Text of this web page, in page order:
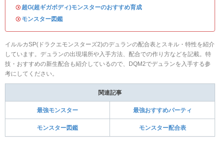
・超G(超ギガボディ)モンスターのおすすめ育成
・ モンスター図鑑
イルルカSP(ドラクエモンスターズ2)のデュランの配合表とスキル・特性を紹介
しています。デュランの出現場所や入手方法、配合での作り方などを記載。特
技・おすすめの新生配合も紹介しているので、DQM2でデュランを入手する参
考にしてください。
関連記事
最強モンスター 最強おすすめパーティ
モンスター図鑑 モンスター配合表